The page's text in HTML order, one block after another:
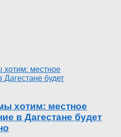
хотим: местное
в Дагестане будет